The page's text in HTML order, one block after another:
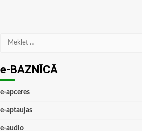
Meklēt:
e-BAZNĪCĀ
e-apceres
e-aptaujas
e-audio